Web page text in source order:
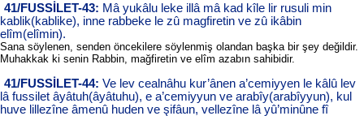
41/FUSSİLET-43: Mâ yukâlu leke illâ mâ kad kîle lir rusuli min
kablik(kablike), inne rabbeke le zû magfiretin ve zû ikâbin
elîm(elîmin).
Sana söylenen, senden öncekilere söylenmiş olandan başka bir şey değildir.
Muhakkak ki senin Rabbin, mağfiretin ve elîm azabın sahibidir.
41/FUSSİLET-44: Ve lev cealnâhu kur’ânen a’cemiyyen le kâlû lev
lâ fussilet âyâtuh(âyâtuhu), e a’cemiyyun ve arabîy(arabîyyun), kul
huve lillezîne âmenû huden ve şifâun, vellezîne lâ yû’minûne fî